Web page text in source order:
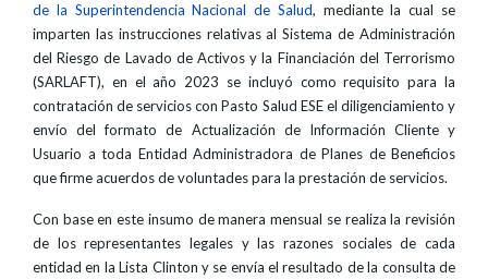
de la Superintendencia Nacional de Salud, mediante la cual se
imparten las instrucciones relativas al Sistema de Administración
del Riesgo de Lavado de Activos y la Financiación del Terrorismo
(SARLAFT), en el año 2023 se incluyó como requisito para la
contratación de servicios con Pasto Salud ESE el diligenciamiento y
envío del formato de Actualización de Información Cliente y
Usuario a toda Entidad Administradora de Planes de Beneficios
que firme acuerdos de voluntades para la prestación de servicios.
Con base en este insumo de manera mensual se realiza la revisión
de los representantes legales y las razones sociales de cada
entidad en la Lista Clinton y se envía el resultado de la consulta de